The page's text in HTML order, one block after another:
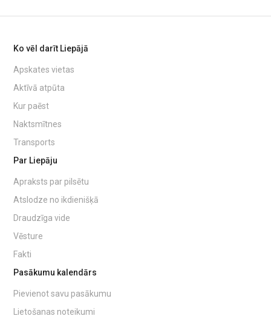
Ko vēl darīt Liepājā
Apskates vietas
Aktīvā atpūta
Kur paēst
Naktsmītnes
Transports
Par Liepāju
Apraksts par pilsētu
Atslodze no ikdienišķā
Draudzīga vide
Vēsture
Fakti
Pasākumu kalendārs
Pievienot savu pasākumu
Lietošanas noteikumi